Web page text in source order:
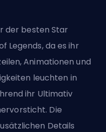
der besten Star
Legends, da es ihr
Animationen und
leuchten in
ihr Ultimativ
Die
Details